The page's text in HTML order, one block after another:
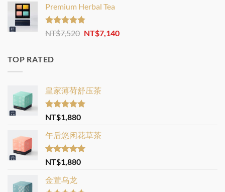
was:
NT$7,520.
Premium Herbal Tea
Rated4.82
out of 5
NT$7,520 Original
NT$7,140Current
TOP RATED
皇家薄荷舒压茶
Rated 5.00
out of 5
NT$1,880
午后悠闲花草茶
Rated 5.00
out of 5
NT$1,880
金萱乌龙